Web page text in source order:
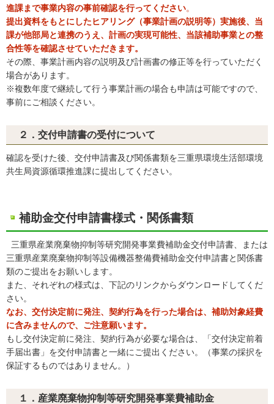
進課まで事業内容の事前確認を行ってください。
提出資料をもとにしたヒアリング（事業計画の説明等）実施後、当
課が他部局と連携のうえ、計画の実現可能性、当該補助事業との整
合性等を確認させていただきます。
その際、事業計画内容の説明及び計画書の修正等を行っていただく
場合があります。
※複数年度で継続して行う事業計画の場合も申請は可能ですので、
事前にご相談ください。
２．交付申請書の受付について
確認を受けた後、交付申請書及び関係書類を三重県環境生活部環境
共生局資源循環推進課に提出してください。
補助金交付申請書様式・関係書類
三重県産業廃棄物抑制等研究開発事業費補助金交付申請書、または
三重県産業廃棄物抑制等設備機器整備費補助金交付申請書と関係書
類のご提出をお願いします。
また、それぞれの様式は、下記のリンクからダウンロードしてくだ
さい。
なお、交付決定前に発注、契約行為を行った場合は、補助対象経費
に含みませんので、ご注意願います。
もし交付決定前に発注、契約行為が必要な場合は、「交付決定前着
手届出書」を交付申請書と一緒にご提出ください。（事業の採択を
保証するものではありません。）
１．産業廃棄物抑制等研究開発事業費補助金